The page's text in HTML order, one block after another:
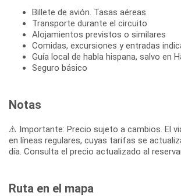
Billete de avión. Tasas aéreas
Transporte durante el circuito
Alojamientos previstos o similares
Comidas, excursiones y entradas
Guía local de habla hispana, salvo en
Seguro básico
Notas
⚠️ Importante: Precio sujeto a cambios. El
en líneas regulares, cuyas tarifas se
día. Consulta el precio actualizado al
Ruta en el mapa